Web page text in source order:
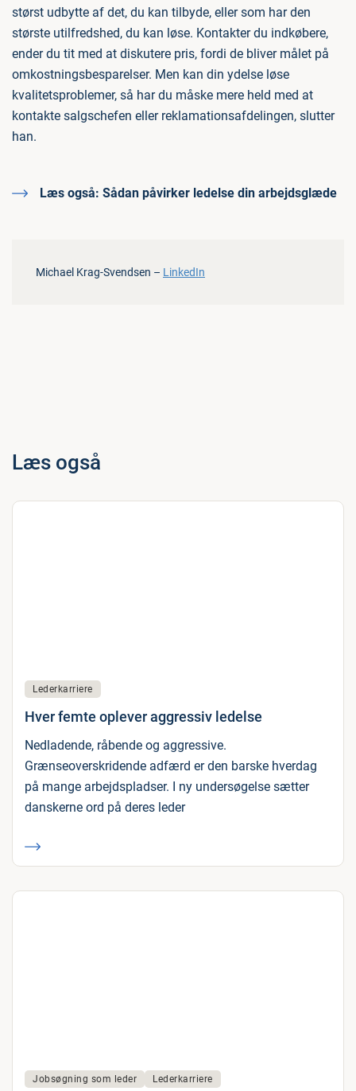
størst udbytte af det, du kan tilbyde, eller som har den
største utilfredshed, du kan løse. Kontakter du indkøbere,
ender du tit med at diskutere pris, fordi de bliver målet på
omkostningsbesparelser. Men kan din ydelse løse
kvalitetsproblemer, så har du måske mere held med at
kontakte salgschefen eller reklamationsafdelingen, slutter
han.
Læs også: Sådan påvirker ledelse din arbejdsglæde
Michael Krag-Svendsen – LinkedIn
Læs også
Lederkarriere
Hver femte oplever aggressiv ledelse
Nedladende, råbende og aggressive.
Grænseoverskridende adfærd er den barske hverdag
på mange arbejdspladser. I ny undersøgelse sætter
danskerne ord på deres leder
Jobsøgning som leder Lederkarriere